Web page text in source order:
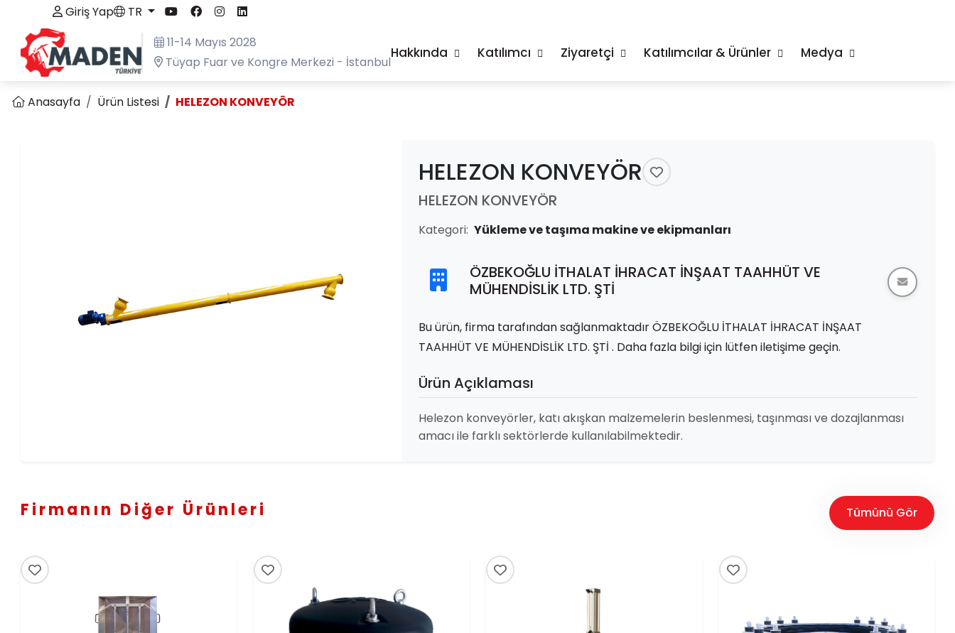
Giriş Yap
TR
11-14 Mayıs 2028
Tüyap Fuar ve Kongre Merkezi - İstanbul
Hakkında Katılımcı Ziyaretçi Katılımcılar & Ürünler Medya
Anasayfa Ürün Listesi HELEZON KONVEYÖR
HELEZON KONVEYÖR
HELEZON KONVEYÖR
Kategori: Yükleme ve taşıma makine ve ekipmanları
ÖZBEKOĞLU İTHALAT İHRACAT İNŞAAT TAAHHÜT VE
MÜHENDİSLİK LTD. ŞTİ
Bu ürün, firma tarafından sağlanmaktadır ÖZBEKOĞLU İTHALAT İHRACAT İNŞAAT
TAAHHÜT VE MÜHENDİSLİK LTD. ŞTİ . Daha fazla bilgi için lütfen iletişime geçin.
Ürün Açıklaması
Helezon konveyörler, katı akışkan malzemelerin beslenmesi, taşınması ve dozajlanması
amacı ile farklı sektörlerde kullanılabilmektedir.
Firmanın Diğer Ürünleri Tümünü Gör